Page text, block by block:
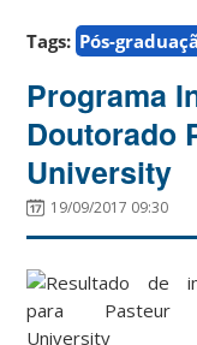
Tags: Pós-
Programa
Doutorado
University
19/09/2017 09:30